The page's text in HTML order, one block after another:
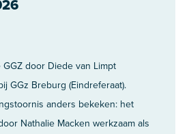
GGZ door Diede van Limpt
GGz Breburg (Eindreferaat).
anders bekeken: het
Nathalie Macken werkzaam als